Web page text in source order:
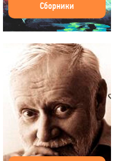
Сборники